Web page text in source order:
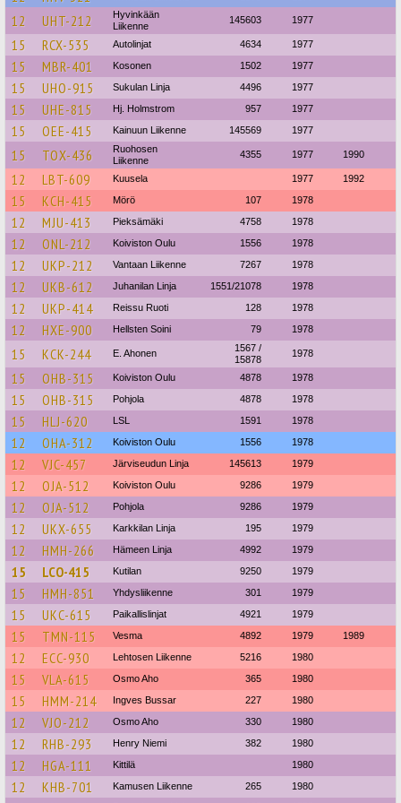
12 UHT-212
Hyvinkään
Liikenne
145603 1977
15 RCX-535 Autolinjat 4634 1977
15 MBR-401 Kosonen 1502 1977
15 UHO-915 Sukulan Linja 4496 1977
15 UHE-815 Hj. Holmstrom 957 1977
15 OEE-415 Kainuun Liikenne 145569 1977
15 TOX-436
Ruohosen
Liikenne
4355 1977 1990
12 LBT-609 Kuusela 1977 1992
15 KCH-415 Mörö 107 1978
12 MJU-413 Pieksämäki 4758 1978
12 ONL-212 Koiviston Oulu 1556 1978
12 UKP-212 Vantaan Liikenne 7267 1978
12 UKB-612 Juhanilan Linja 1551/21078 1978
12 UKP-414 Reissu Ruoti 128 1978
12 HXE-900 Hellsten Soini 79 1978
15 KCK-244 E. Ahonen
1567 /
15878
1978
15 OHB-315 Koiviston Oulu 4878 1978
15 OHB-315 Pohjola 4878 1978
15 HLJ-620 LSL 1591 1978
12 OHA-312 Koiviston Oulu 1556 1978
12 VJC-457 Järviseudun Linja 145613 1979
12 OJA-512 Koiviston Oulu 9286 1979
12 OJA-512 Pohjola 9286 1979
12 UKX-655 Karkkilan Linja 195 1979
12 HMH-266 Hämeen Linja 4992 1979
15 LCO-415 Kutilan 9250 1979
15 HMH-851 Yhdysliikenne 301 1979
15 UKC-615 Paikallislinjat 4921 1979
15 TMN-115 Vesma 4892 1979 1989
12 ECC-930 Lehtosen Liikenne 5216 1980
15 VLA-615 Osmo Aho 365 1980
15 HMM-214 Ingves Bussar 227 1980
12 VJO-212 Osmo Aho 330 1980
12 RHB-293 Henry Niemi 382 1980
12 HGA-111 Kittilä 1980
12 KHB-701 Kamusen Liikenne 265 1980